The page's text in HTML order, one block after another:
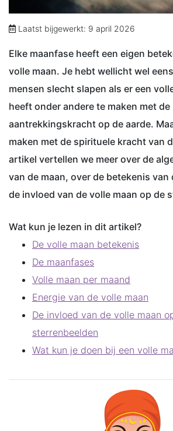
Laatst bijgewerkt: 9 april 2026
Elke maanfase heeft een eigen
volle maan. Je hebt wellicht wel
mensen slecht slapen als er een
heeft onder andere te maken met de
aantrekkingskracht op de aarde.
maken met de spirituele kracht van
artikel vertellen we meer over de
van de maan, over de betekenis van
de invloed van de volle maan op de
Wat kun je lezen in dit artikel?
De volle maan betekenis
De maanfases
Volle maan per maand
Energie van de volle maan
De invloed van de volle maan
sterrenbeelden
Wat kun je doen bij een volle